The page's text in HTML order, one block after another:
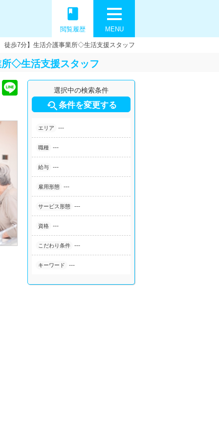
MENU
book
閲覧履歴
歩7分】生活介護事業所◇生活支援スタッフ
◇生活支援スタッフ
選択中の検索条件
条件を変更する
エリア ---
職種 ---
給与 ---
雇用形態 ---
サービス形態 ---
資格 ---
こだわり条件 ---
キーワード ---